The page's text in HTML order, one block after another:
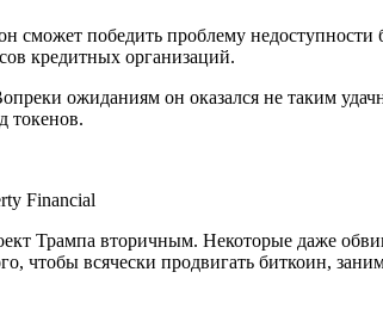
победить проблему
кредитных организаций.
ожиданиям он оказался не таким
токенов.
Financial
Трампа вторичным. Некоторые даже
чтобы всячески продвигать биткоин,